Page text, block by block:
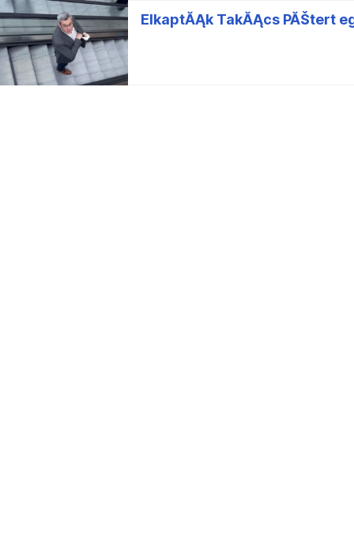
ElkaptĂĄk TakĂĄcs PĂŠtert